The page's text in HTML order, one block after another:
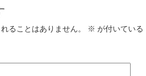
ることはありません。 ※ が付いている